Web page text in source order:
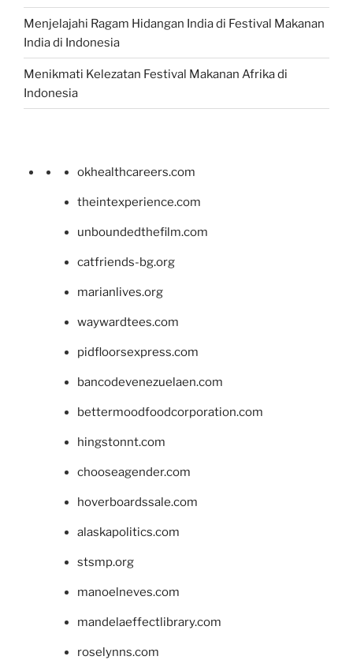
Menjelajahi Ragam Hidangan India di Festival Makanan
India di Indonesia
Menikmati Kelezatan Festival Makanan Afrika di
Indonesia
okhealthcareers.com
theintexperience.com
unboundedthefilm.com
catfriends-bg.org
marianlives.org
waywardtees.com
pidfloorsexpress.com
bancodevenezuelaen.com
bettermoodfoodcorporation.com
hingstonnt.com
chooseagender.com
hoverboardssale.com
alaskapolitics.com
stsmp.org
manoelneves.com
mandelaeffectlibrary.com
roselynns.com